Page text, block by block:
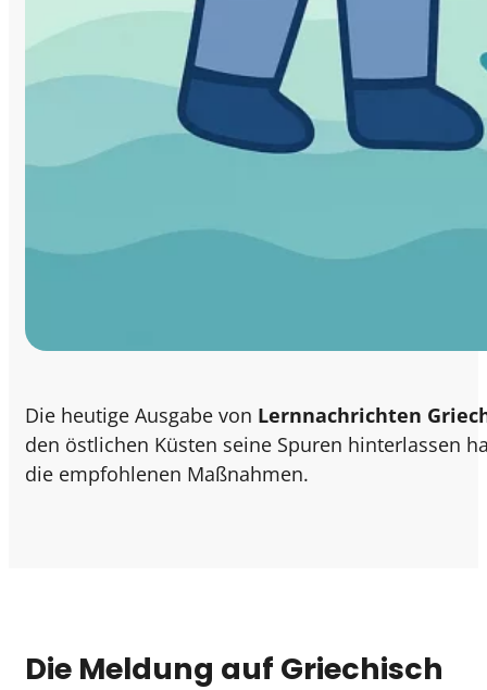
Die heutige Ausgabe von Lernnachrichten
den östlichen Küsten seine Spuren hinterlassen
die empfohlenen Maßnahmen.
Die Meldung auf Griechisch